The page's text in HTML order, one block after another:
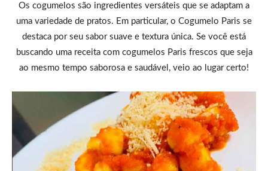
Os cogumelos são ingredientes versáteis que se adaptam a
uma variedade de pratos. Em particular, o Cogumelo Paris se
destaca por seu sabor suave e textura única. Se você está
buscando uma receita com cogumelos Paris frescos que seja
ao mesmo tempo saborosa e saudável, veio ao lugar certo!